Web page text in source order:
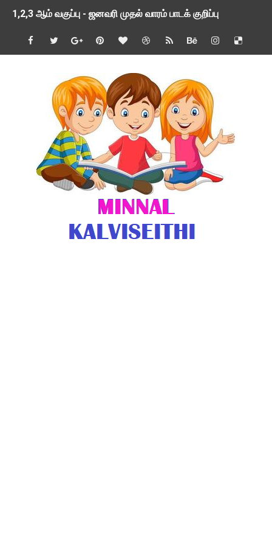
1,2,3 ஆம் வகுப்பு - ஜனவரி முதல் வாரம் பாடக் குறிப்பு
TNSED SCHOOLS APP UPDATED NEW VERSION
1,2,3 ஆம் வகுப்பிற்கான 3 ஆம் பருவ ( 2024 - 2025 )
1 முதல் 5 ஆம் வகுப்பு இரண்டாம் பருவத் தொகுத்தறி
பள்ளிக்கல்வித்துறை - அனைத்து வகை ஆசிரியர் மற்றும்
மணற்கேணி செயலி பயன்பாடு- SMC கூட்டங்கள் -
TNPSC - முந்தைய ஆண்டு வினாக்கள் - ஊர்ப் பெயர்களின் மரூஉ
ஓட்டுநர் பணிக்கு விண்ணப்பங்கள் வரவேற்பு ( டிசம்பர் 25 )